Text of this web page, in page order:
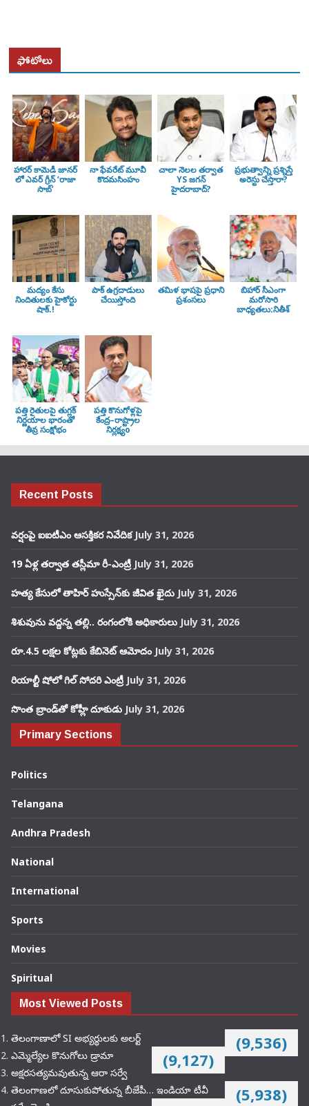
ఫోటోలు
హారర్ కామెడీ జానర్
లో ఎవర్ గ్రీన్ ‘రాజా
సాబ్’
నా ఫేవరేట్ మూవీ
కొదమసింహం
చాలా నెలల తర్వాత
YS జగన్
హైదరాబాద్?
ప్రభుత్వాన్ని ప్రశ్నిస్తే
అరెస్టు చేస్తారా?
మద్యం కేసు
నిందితులకు హైకోర్టు
షాక్.!
పాక్ ఉగ్రదాడులు
చేయిస్తోంది
తమిళ భాషపై ప్రధాని
ప్రశంసలు
బిహార్ సీఎంగా
మరోసారి
బాధ్యతలు:నితీశ్
పత్తి రైతులపై తుగ్లక్‌
నిర్ణయాల భారంతో
తీవ్ర సంక్షోభం
పత్తి కొనుగోళ్లపై
కేంద్ర–రాష్ట్రాల
నిర్లక్ష్యo
Recent Posts
వర్షంపై ఐఐటీఎం ఆసక్తికర నివేదిక July 31, 2026
19 ఏళ్ల తర్వాత తస్లీమా రీ-ఎంట్రీ July 31, 2026
హత్య కేసులో తాహిర్ హుస్సేన్‌కు జీవిత ఖైదు July 31, 2026
శిశువును వద్దన్న తల్లి.. రంగంలోకి అధికారులు July 31, 2026
రూ.4.5 లక్షల కోట్లకు కేబినెట్ ఆమోదం July 31, 2026
రియాల్టీ షోలో గిల్ సోదరి ఎంట్రీ July 31, 2026
సొంత బ్రాండ్‌తో కోహ్లీ దూకుడు July 31, 2026
Primary Sections
Politics
Telangana
Andhra Pradesh
National
International
Sports
Movies
Spiritual
Most Viewed Posts
తెలంగాణాలో SI అభ్యర్థులకు అలర్ట్ (9,536)
ఎమ్మెల్యేల కొనుగోలు డ్రామా (9,127)
అక్షరసత్యమవుతున్న ఆరా సర్వే
(5,938)
తెలంగాణలో దూసుకుపోతున్న బీజేపీ… ఇండియా టీవీ